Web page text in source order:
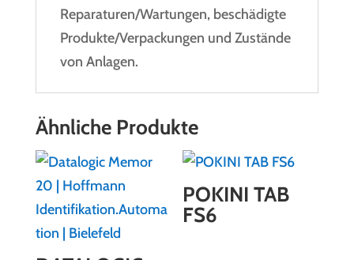
Reparaturen/Wartungen, beschädigte
Produkte/Verpackungen und Zustände
von Anlagen.
Ähnliche Produkte
POKINI TAB
FS6